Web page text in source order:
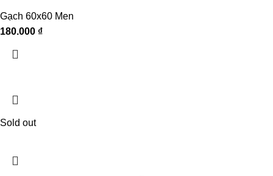
Gạch 60x60 Men
180.000 ₫
Sold out